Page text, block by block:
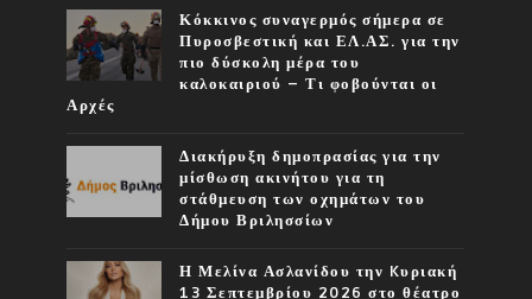
Κόκκινος συναγερμός σήμερα σε
Πυροσβεστική και ΕΛ.ΑΣ. για την
πιο δύσκολη μέρα του
καλοκαιριού – Τι φοβούνται οι
Αρχές
Διακήρυξη δημοπρασίας για την
μίσθωση ακινήτου για τη
στάθμευση των οχημάτων του
Δήμου Βριλησσίων
Η Μελίνα Ασλανίδου την Kυριακή
13 Σεπτεμβρίου 2026 στο θέατρο